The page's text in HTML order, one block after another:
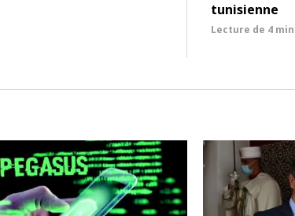
tunisienne
Lecture de 4